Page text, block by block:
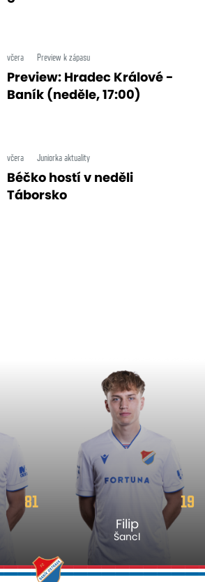
včera Preview k zápasu
Preview: Hradec Králové -
Baník (neděle, 17:00)
včera Juniorka aktuality
Béčko hostí v neděli
Táborsko
81 19
Filip
Šancl